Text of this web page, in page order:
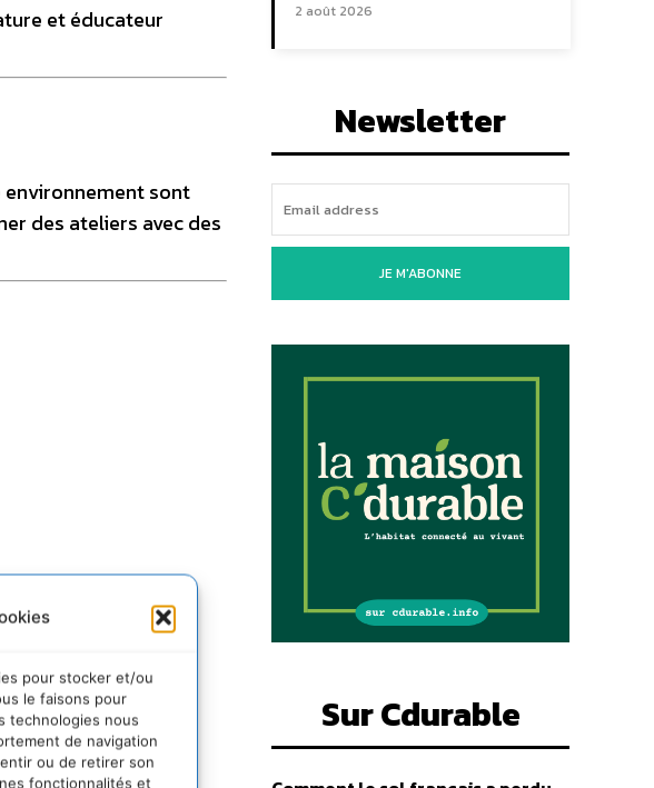
pour stocker et/ou
le faisons pour
technologies nous
de navigation
ou de retirer son
fonctionnalités et
et éducateur
environnement sont
des ateliers avec des
2 août 2026
Newsletter
JE M'ABONNE
Sur Cdurable